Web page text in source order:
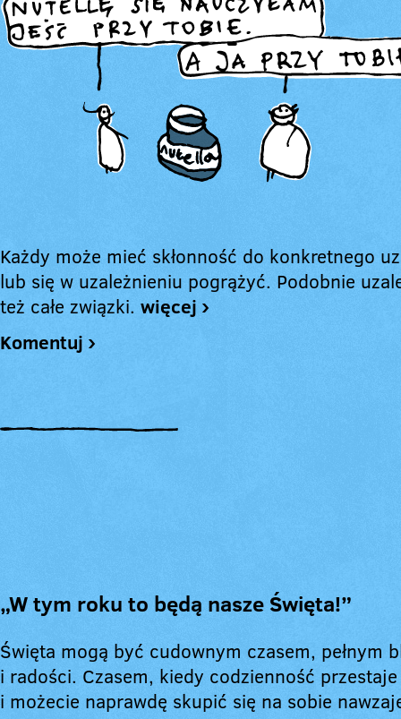
Każdy może mieć skłonność do konkretnego
lub się w uzależnieniu pogrążyć. Podobnie
też całe związki. więcej ›
Komentuj ›
„W tym roku to będą nasze Święta!”
Święta mogą być cudownym czasem, pełnym
i radości. Czasem, kiedy codzienność
i możecie naprawdę skupić się na sobie